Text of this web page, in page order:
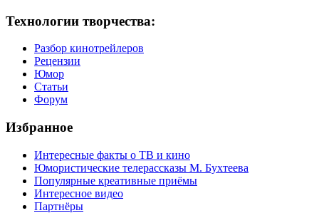
Технологии творчества:
Разбор кинотрейлеров
Рецензии
Юмор
Статьи
Форум
Избранное
Интересные факты о ТВ и кино
Юмористические телерассказы М. Бухтеева
Популярные креативные приёмы
Интересное видео
Партнёры